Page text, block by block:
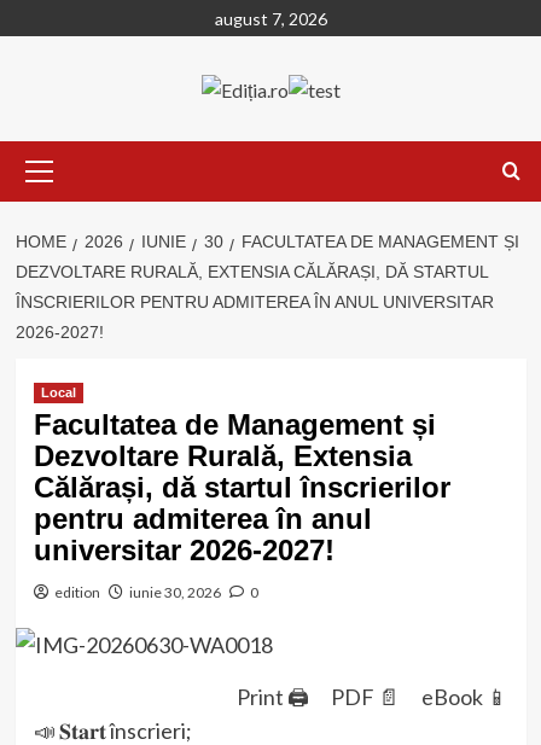
to
august 7, 2026
Menu
HOME 2026 IUNIE 30
FACULTATEA DE MANAGEMENT ȘI
DEZVOLTARE RURALĂ, EXTENSIA CĂLĂRAȘI, DĂ STARTUL
ÎNSCRIERILOR PENTRU ADMITEREA ÎN ANUL UNIVERSITAR
2026-2027!
Local
Facultatea de Management și
Dezvoltare Rurală, Extensia
Călărași, dă startul înscrierilor
pentru admiterea în anul
universitar 2026-2027!
edition iunie 30, 2026 0
Print 🖨 PDF 📄
eBook 📱
📣 𝐒𝐭𝐚𝐫𝐭 înscrieri;